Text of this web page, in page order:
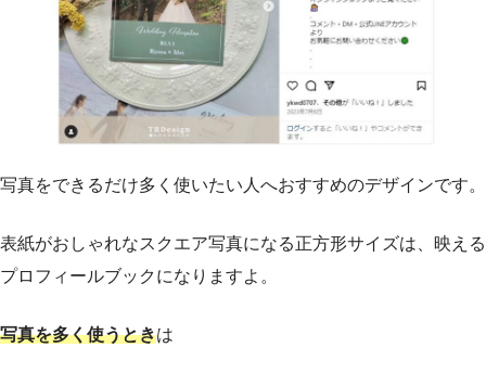
写真をできるだけ多く使いたい人へおすすめのデザインです。
表紙がおしゃれなスクエア写真になる正方形サイズは、映える
プロフィールブックになりますよ。
写真を多く使うときは